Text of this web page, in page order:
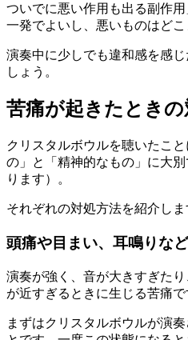
ついでに悪い作用も出る副作
一発でよいし、悪いものはどこ
演奏中に少しでも違和感を感
しょう。
苦痛が起きたときの
クリスタルボウルを聴いたこ
の」と「精神的なもの」に大
ります）。
それぞれの対処方法を紹介しま
頭痛や目まい、耳鳴りな
演奏が強く、音が大きすぎた
が近すぎるときに生じる苦痛で
まずはクリスタルボウルが演